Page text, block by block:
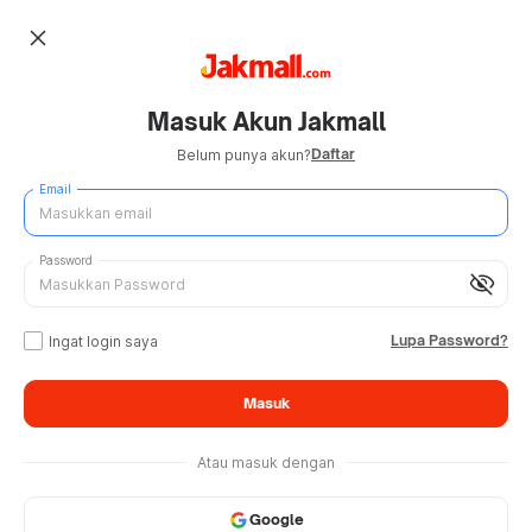
close
Masuk Akun Jakmall
Belum punya akun?Daftar
Email
visibility_off
Password
Ingat login saya Lupa Password?
Masuk
Atau masuk dengan
Google